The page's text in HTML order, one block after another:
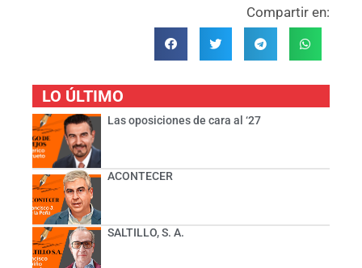
Compartir en:
LO ÚLTIMO
Las oposiciones de cara al ‘27
ACONTECER
SALTILLO, S. A.